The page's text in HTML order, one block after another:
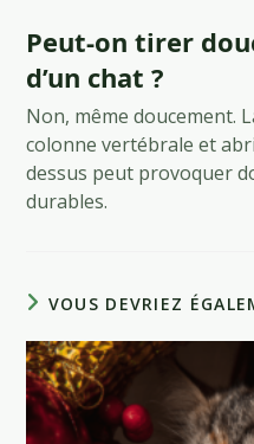
Peut-on tirer
d’un chat ?
Non, même doucement.
colonne vertébrale et
dessus peut provoquer
durables.
VOUS DEVRIEZ